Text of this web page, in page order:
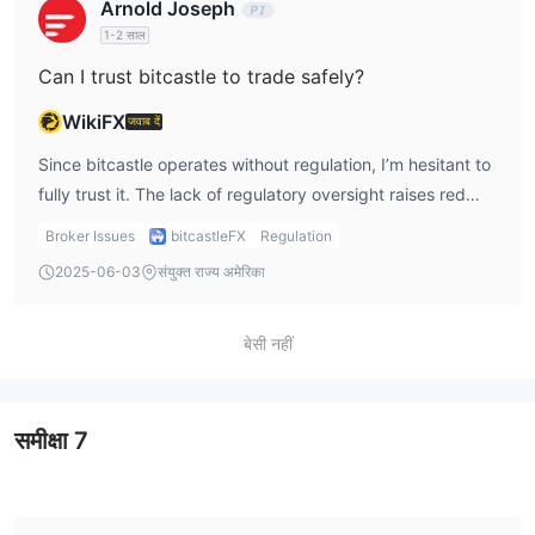
Arnold Joseph
1-2 साल
Can I trust bitcastle to trade safely?
WikiFXजवाब दें
Since bitcastle operates without regulation, I’m hesitant to
fully trust it. The lack of regulatory oversight raises red
flags about the platform's adherence to financial
exercising caution and considering other more regulated
Broker Issues bitcastleFX
Regulation
2025-06-03
संयुक्त राज्य अमेरिका
बेसी नहीं
समीक्षा7